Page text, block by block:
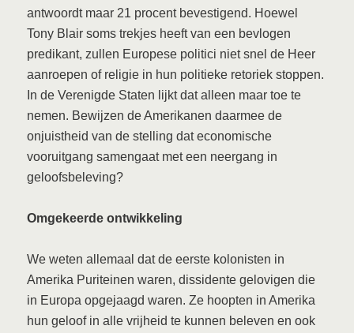
antwoordt maar 21 procent bevestigend. Hoewel
Tony Blair soms trekjes heeft van een bevlogen
predikant, zullen Europese politici niet snel de Heer
aanroepen of religie in hun politieke retoriek stoppen.
In de Verenigde Staten lijkt dat alleen maar toe te
nemen. Bewijzen de Amerikanen daarmee de
onjuistheid van de stelling dat economische
vooruitgang samengaat met een neergang in
geloofsbeleving?
Omgekeerde ontwikkeling
We weten allemaal dat de eerste kolonisten in
Amerika Puriteinen waren, dissidente gelovigen die
in Europa opgejaagd waren. Ze hoopten in Amerika
hun geloof in alle vrijheid te kunnen beleven en ook